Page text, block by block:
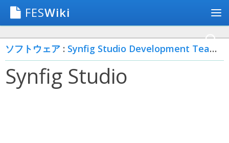
FESWiki
ソフトウェア : Synfig Studio Development Team
Synfig Studio